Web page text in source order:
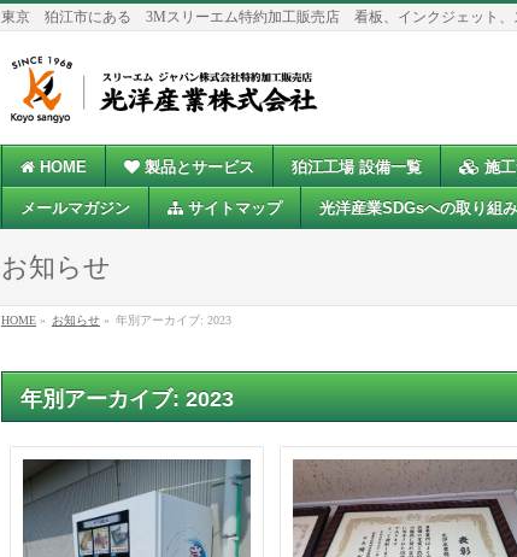
東京 狛江市にある 3Mスリーエム特約加工販売店 看板、インクジェット、
HOME 製品とサービス 狛江工場 設備一覧 施
メールマガジン サイトマップ 光洋産業SDGsへの取り組み
お知らせ
HOME » お知らせ » 年別アーカイブ: 2023
年別アーカイブ: 2023